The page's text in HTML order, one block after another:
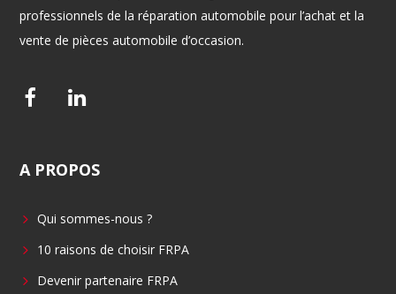
professionnels de la réparation automobile pour l’achat et la
vente de pièces automobile d’occasion.
F
e
o
o
L
k
d
i
A PROPOS
Qui sommes-nous ?
10 raisons de choisir FRPA
Devenir partenaire FRPA